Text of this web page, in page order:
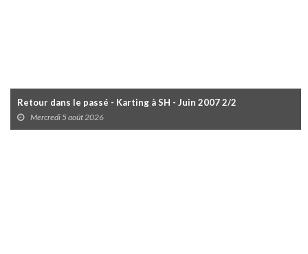
Retour dans le passé - Karting à SH - Juin 2007 2/2
Mercredi 5 août 2026